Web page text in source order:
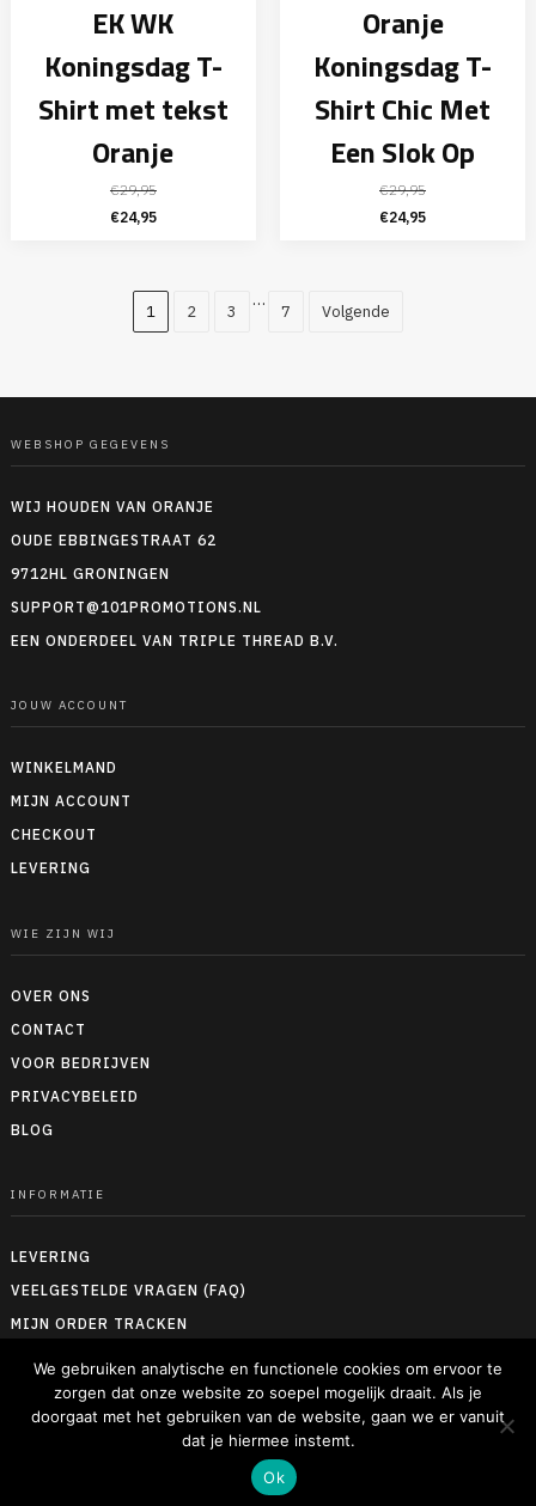
EK WK
Koningsdag T-
Shirt met tekst
Oranje
€29,95
Oorspronkelijke
€29,95.
€24,95Huidige
€24,95.
Oranje
Koningsdag T-
Shirt Chic Met
Een Slok Op
€29,95
Oorspronkelijke
€29,95.
€24,95Huidige
1 2 3
…
7 Volgende
WEBSHOP GEGEVENS
WIJ HOUDEN VAN ORANJE
OUDE EBBINGESTRAAT 62
9712HL GRONINGEN
SUPPORT@101PROMOTIONS.NL
EEN ONDERDEEL VAN TRIPLE THREAD B.V.
JOUW ACCOUNT
WINKELMAND
MIJN ACCOUNT
CHECKOUT
LEVERING
WIE ZIJN WIJ
OVER ONS
CONTACT
VOOR BEDRIJVEN
PRIVACYBELEID
BLOG
INFORMATIE
LEVERING
VEELGESTELDE VRAGEN (FAQ)
MIJN ORDER TRACKEN
ALGEMENE VOORWAARDEN
MAATTABELLEN
© Alle rechten voorbehouden - Wijhoudenvanoranje.shop
We gebruiken analytische en functionele cookies om ervoor te
zorgen dat onze website zo soepel mogelijk draait. Als je
doorgaat met het gebruiken van de website, gaan we er vanuit
dat je hiermee instemt.
Ok